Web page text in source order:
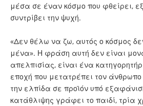
μέσα σε έναν κόσμο που φθείρει,
συντρίβει την ψυχή.
«Δεν θέλω να ζω, αυτός ο κόσμος
μένα». Η φράση αυτή δεν είναι
απελπισίας, είναι ένα
εποχή που μετατρέπει τον
την ελπίδα σε προϊόν υπό
κατάθλιψης γράφει το παιδί, τρία